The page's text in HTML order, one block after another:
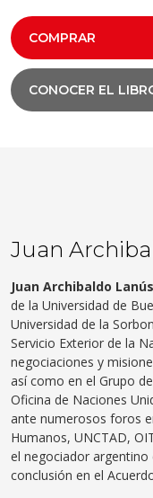
COMPRAR
CONOCER EL
Juan
Juan Archibaldo Lanús
de la Universidad de
Universidad de la
Servicio Exterior de la
negociaciones y
así como en el Grupo
Oficina de Naciones
ante numerosos foros
Humanos, UNCTAD,
el negociador argentino
conclusión en el